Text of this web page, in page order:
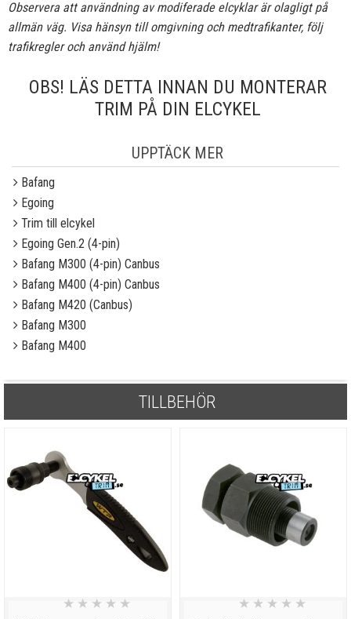
Observera att användning av modiferade elcyklar är olagligt på
allmän väg. Visa hänsyn till omgivning och medtrafikanter, följ
trafikregler och använd hjälm!
OBS! LÄS DETTA INNAN DU MONTERAR
TRIM PÅ DIN ELCYKEL
UPPTÄCK MER
Bafang
Egoing
Trim till elcykel
Egoing Gen.2 (4-pin)
Bafang M300 (4-pin) Canbus
Bafang M400 (4-pin) Canbus
Bafang M420 (Canbus)
Bafang M300
Bafang M400
TILLBEHÖR
★ ★ ★ ★ ★ ★ ★ ★ ★ ★